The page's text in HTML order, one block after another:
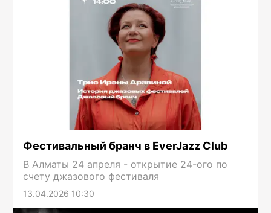
Фестивальный бранч в EverJazz Club
В Алматы 24 апреля - открытие 24-ого по
счету джазового фестиваля
13.04.2026 10:30